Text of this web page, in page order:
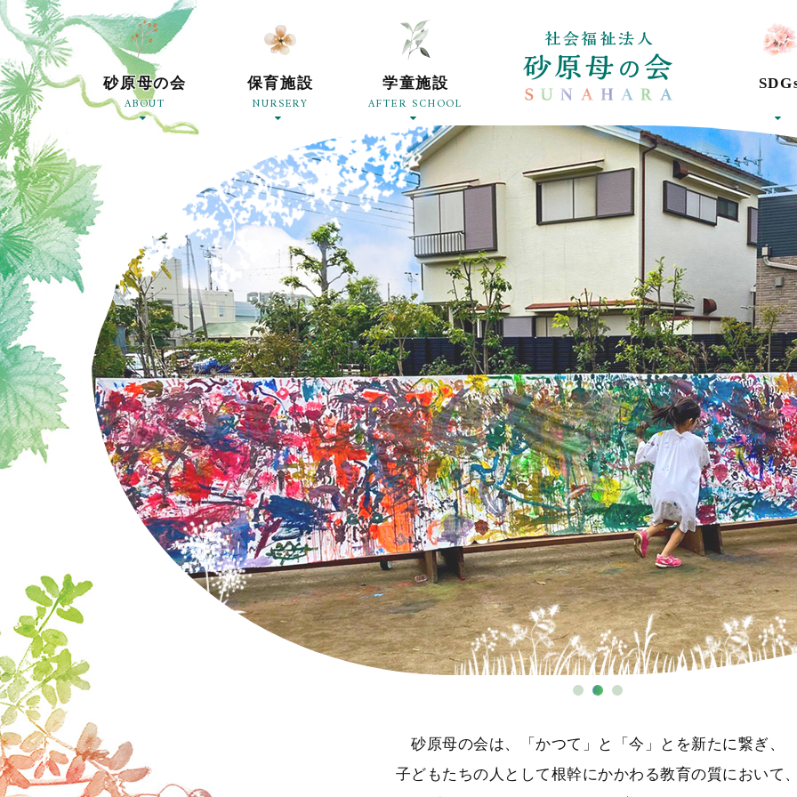
東京都葛飾区
砂原母の会
ABOUT
保育施設
NURSERY
学童施設
AFTER SCHOOL
砂原母の会は、「かつて」と「今」とを新たに繋ぎ、
子どもたちの人として根幹にかかわる教育の質において